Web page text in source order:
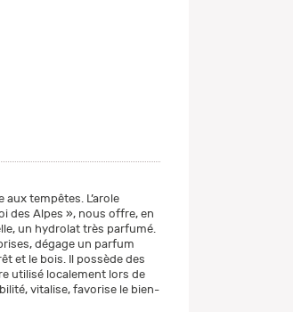
tempêtes. L’arole
des Alpes », nous offre, en
un hydrolat très parfumé.
dégage un parfum
et le bois. Il possède des
utilisé localement lors de
vitalise, favorise le bien-